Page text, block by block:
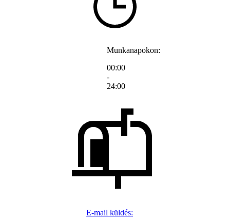
Munkanapokon:
00:00
-
24:00
E-mail küldés: